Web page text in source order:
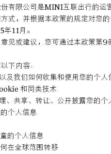
有限公司是MINI互联出行的运
式，并根据本政策的规定对您的
11月。
见或建议，您可通过本政策第9
下内容：
及我们如何收集和使用您的个人
和同类技术
、共享、转让、公开披露您的个
个人信息
的个人信息
在全球范围转移